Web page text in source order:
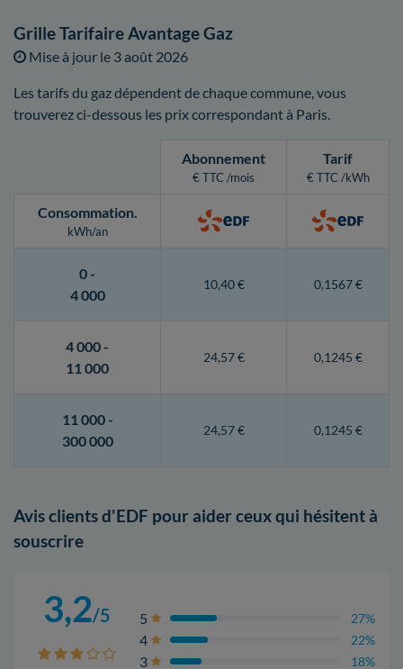
Grille Tarifaire Avantage Gaz
Mise à jour le 3 août 2026
Les tarifs du gaz dépendent de chaque commune, vous
trouverez ci-dessous les prix correspondant à Paris.
Abonnement
€ TTC /mois
Tarif
€ TTC /kWh
Consommation.
kWh/an
0 -
4 000
10,40 € 0,1567 €
4 000 -
11 000
24,57 € 0,1245 €
11 000 -
300 000
24,57 € 0,1245 €
Avis clients d'EDF pour aider ceux qui hésitent à
souscrire
3,2/5 5 27%
4 22%
3 18%